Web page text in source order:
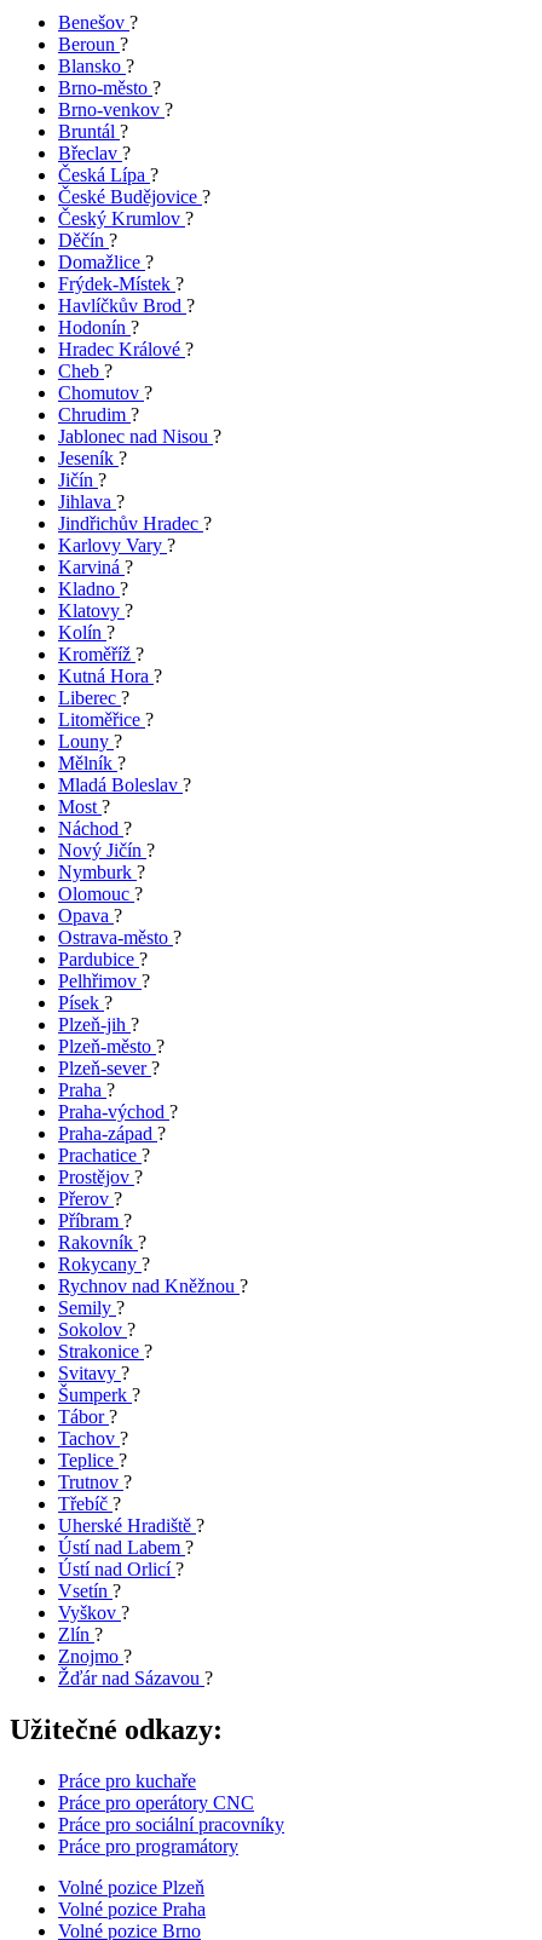
Benešov ?
Beroun ?
Blansko ?
Brno-město ?
Brno-venkov ?
Bruntál ?
Břeclav ?
Česká Lípa ?
České Budějovice ?
Český Krumlov ?
Děčín ?
Domažlice ?
Frýdek-Místek ?
Havlíčkův Brod ?
Hodonín ?
Hradec Králové ?
Cheb ?
Chomutov ?
Chrudim ?
Jablonec nad Nisou ?
Jeseník ?
Jičín ?
Jihlava ?
Jindřichův Hradec ?
Karlovy Vary ?
Karviná ?
Kladno ?
Klatovy ?
Kolín ?
Kroměříž ?
Kutná Hora ?
Liberec ?
Litoměřice ?
Louny ?
Mělník ?
Mladá Boleslav ?
Most?
Náchod ?
Nový Jičín ?
Nymburk ?
Olomouc ?
Opava ?
Ostrava-město ?
Pardubice ?
Pelhřimov ?
Písek ?
Plzeň-jih ?
Plzeň-město ?
Plzeň-sever?
Praha ?
Praha-východ ?
Praha-západ ?
Prachatice ?
Prostějov ?
Přerov ?
Příbram ?
Rakovník ?
Rokycany ?
Rychnov nad Kněžnou ?
Semily ?
Sokolov ?
Strakonice ?
Svitavy ?
Šumperk ?
Tábor?
Tachov ?
Teplice ?
Trutnov ?
Třebíč ?
Uherské Hradiště ?
Ústí nad Labem ?
Ústí nad Orlicí?
Vsetín ?
Vyškov ?
Zlín ?
Znojmo ?
Žďár nad Sázavou ?
Užitečné odkazy:
Práce pro kuchaře
Práce pro operátory CNC
Práce pro sociální pracovníky
Práce pro programátory
Volné pozice Plzeň
Volné pozice Praha
Volné pozice Brno